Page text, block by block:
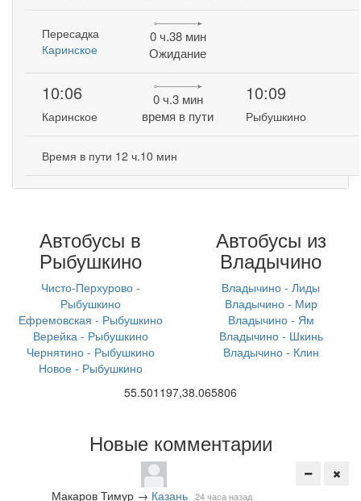
Пересадка
Каринское
0 ч.38 мин
Ожидание
10:06
Каринское
0 ч.3 мин
время в пути
10:09
Рыбушкино
Время в пути 12 ч.10 мин
Автобусы в
Рыбушкино
Чисто-Перхурово -
Рыбушкино
Ефремовская - Рыбушкино
Верейка - Рыбушкино
Чернятино - Рыбушкино
Новое - Рыбушкино
Автобусы из
Владычино
Владычино - Лиды
Владычино - Мир
Владычино - Ям
Владычино - Шкинь
Владычино - Клин
55.501197,38.065806
Новые комментарии
Макаров Тимур → Казань 24 часа назад